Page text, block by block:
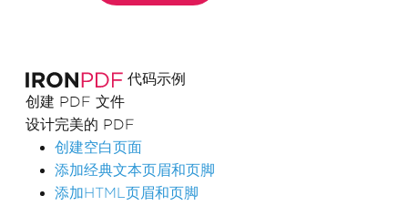
代码示例
创建 PDF 文件
设计完美的 PDF
创建空白页面
添加经典文本页眉和页脚
添加HTML页眉和页脚